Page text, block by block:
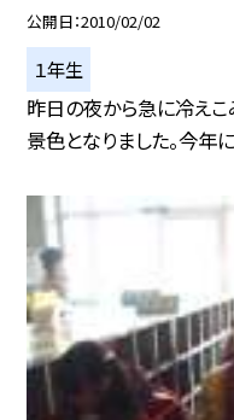
公開日 2010/02/02
１年生
昨日の夜から急に冷え
景色となりました。今年